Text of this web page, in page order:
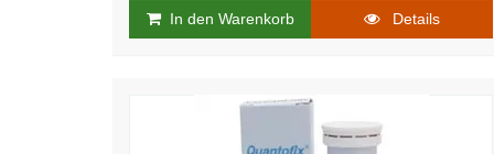
In den Warenkorb Details